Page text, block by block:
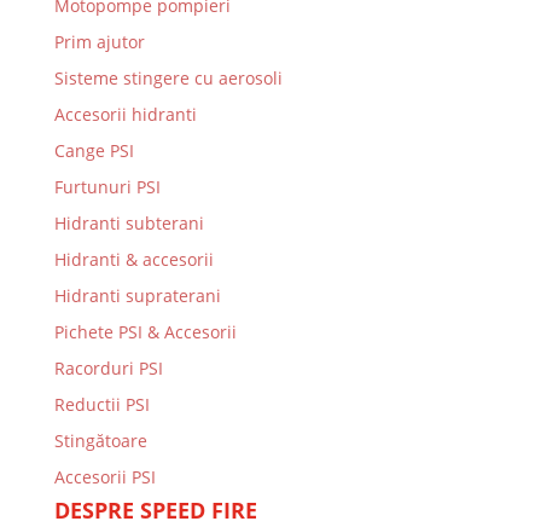
Motopompe pompieri
Prim ajutor
Sisteme stingere cu aerosoli
Accesorii hidranti
Cange PSI
Furtunuri PSI
Hidranti subterani
Hidranti & accesorii
Hidranti supraterani
Pichete PSI & Accesorii
Racorduri PSI
Reductii PSI
Stingătoare
Accesorii PSI
DESPRE SPEED FIRE